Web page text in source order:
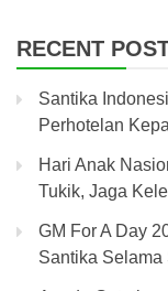
RECENT
Santika
Perhotelan
Hari Anak
Tukik, Jaga
GM For A Day
Santika Selama